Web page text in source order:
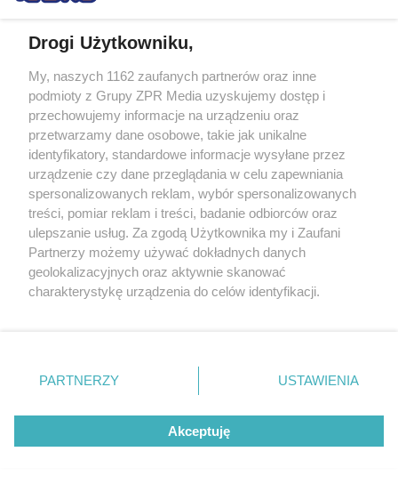
Drogi Użytkowniku,
My, naszych 1162 zaufanych partnerów oraz inne
podmioty z Grupy ZPR Media uzyskujemy dostęp i
przechowujemy informacje na urządzeniu oraz
przetwarzamy dane osobowe, takie jak unikalne
identyfikatory, standardowe informacje wysyłane przez
urządzenie czy dane przeglądania w celu zapewniania
spersonalizowanych reklam, wybór spersonalizowanych
treści, pomiar reklam i treści, badanie odbiorców oraz
ulepszanie usług. Za zgodą Użytkownika my i Zaufani
Partnerzy możemy używać dokładnych danych
geolokalizacyjnych oraz aktywnie skanować
charakterystykę urządzenia do celów identyfikacji.
zmienić/wycofać klikając przycisk ustawień prywatności
znajdujący się w lewym dolnym rogu strony
rodzaje przetwarzania danych nie wymagają zgody
użytkownika, ale masz prawo sprzeciwić się takiemu
przetwarzaniu. Preferencje będą miały zastosowanie tylko
PARTNERZY USTAWIENIA
Akceptuję